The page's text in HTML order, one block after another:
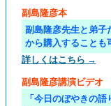
副島隆彦本
副島隆彦先生と弟子
から購入することも
詳しくはこちら →
副島隆彦講演ビデオ
「今日のぼやきの